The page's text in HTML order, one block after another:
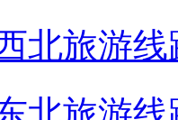
北旅游线